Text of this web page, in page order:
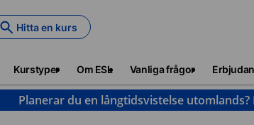
Hitta en kurs
Kurstyper Om ESL Vanliga frågor
Planerar du en långtidsvistelse